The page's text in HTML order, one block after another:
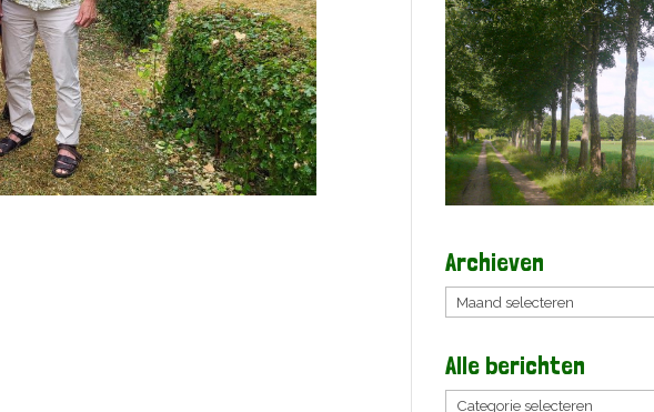
Archieven
Archieven
Alle berichten
Alle